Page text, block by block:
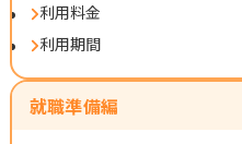
利用料金
利用期間
就職準備編